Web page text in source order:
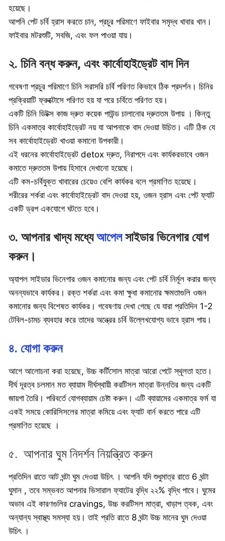
হয়েছে।
আপনি পেট চর্বি হ্রাস করতে চান, প্রচুর পরিমাণে ফাইবার সমৃদ্ধ খাবার খান।
ফাইবার মটরশুটি, সবজি, এবং ফল পাওয়া যায়।
২. চিনি বন্ধ করুন, এবং কার্বোহাইড্রেট বাদ দিন
গবেষণা প্রচুর পরিমাণে চিনি সরাসরি চর্বি পরিণত কিভাবে ঠিক প্রদর্শন। চিনির
প্রক্রিয়াটি ফ্রুক্টোসে পরিণত হয় যা পরে চর্বিতে পরিণত হয়।
একটি চিনি ডিটক্স কাজ দ্রুত কয়েক পাউন্ড চালানোর দ্রুততম উপায় । কিন্তু
চিনি একমাত্র কার্বোহাইড্রেট নয় যা আপনাকে বাদ দেওয়া উচিত। এটি ঠিক যে
সব কার্বোহাইড্রেট খাওয়া কমানো উপকারী।
এই ধরনের কার্বোহাইড্রেট detox দ্রুত, নিরাপদে এবং কার্যকরভাবে ওজন
কমাতে দ্রুততম উপায় হিসাবে দেখানো হয়েছে।
এটি কম-চর্বিযুক্ত খাবারের চেয়েও বেশি কার্যকর বলে প্রমাণিত হয়েছে।
শরীরের শর্করা এবং কার্বোহাইড্রেট বাদ দেওয়া হয়, ওজন হ্রাস এবং পেট ফ্যাট
একটি ড্রপ একযোগে ঘটতে হবে।
৩. আপনার খাদ্য মধ্যেআপেলসাইডার ভিনেগার যোগ
করুন।
অ্যাপল সাইডার ভিনেগার ওজন কমানোর জন্য এবং পেট চর্বি নির্মূল করার জন্য
অনন্যভাবে কার্যকর। রক্ত শর্করা এবং কমা ক্ষুধা কমানোর ক্ষমতাগুলি ওজন
কমানোর জন্য বিশেষত কার্যকর। গবেষণায় দেখা গেছে যে যারা প্রতিদিন 1-2
টেবিল-চামচ ব্যবহার করে তাদের অন্ত্রের চর্বি উল্লেখযোগ্য ভাবে হ্রাস পায়।
৪. যোগা করুন
আগে আলোচনা করা হয়েছে, উচ্চ কর্টিসোল মাত্রা আরো পেটে স্থূলতা হতে।
দীর্ঘ দূরত্ব চলমান মত ব্যায়াম দীর্ঘস্থায়ী করটিসল মাত্রা উন্নতির জন্য একটি
জায়গা তৈরি। পরিবর্তে যোগব্যায়াম চেষ্টা করুন। এটি ব্যায়ামের একমাত্র ফর্ম যা
একই সময়ে কোরিসিসলের মাত্রা কমিয়ে এবং ফ্যাট বার্ন করতে পারে এটি
প্রমাণিত হয়েছে ।
৫. আপনার ঘুম নিদর্শন নিয়ন্ত্রিত করুন
প্রতিদিন রাতে আট ঘন্টা ঘুম দেওয়া উচিৎ । আপনি যদি শুধুমাত্র রাতে 6 ঘন্টা
ঘুমান , তবে সম্ভবত আপনার ভিসারাল ফ্যাটের বৃদ্ধি ২২% বৃদ্ধি পাবে। ঘুমের
অভাব এই কারণগুলির cravings, উচ্চ করটিসল মাত্রা, খাড়াপ ত্বক, এবং
অন্যান্য স্বাস্থ্য সমস্যা হয়। তাই প্রতি রাতে 8 ঘন্টা উচ্চ মানের ঘুম দেওয়া
উচিৎ ।